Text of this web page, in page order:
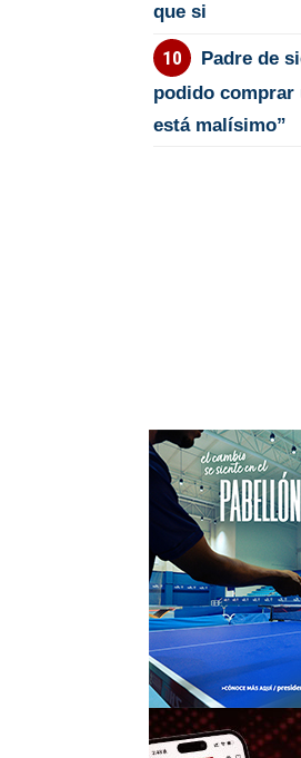
que si
Padre de
podido comprar
está malísimo”